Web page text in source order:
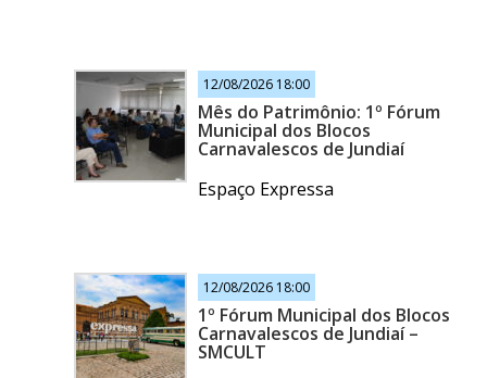
12/08/2026 18:00
Mês do Patrimônio: 1º Fórum
Municipal dos Blocos
Carnavalescos de Jundiaí
Espaço Expressa
12/08/2026 18:00
1º Fórum Municipal dos Blocos
Carnavalescos de Jundiaí –
SMCULT